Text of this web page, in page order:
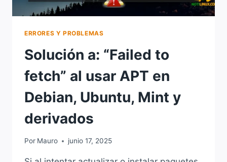
ERRORES Y PROBLEMAS
Solución a: “Failed to
fetch” al usar APT en
Debian, Ubuntu, Mint y
derivados
Por Mauro junio 17, 2025